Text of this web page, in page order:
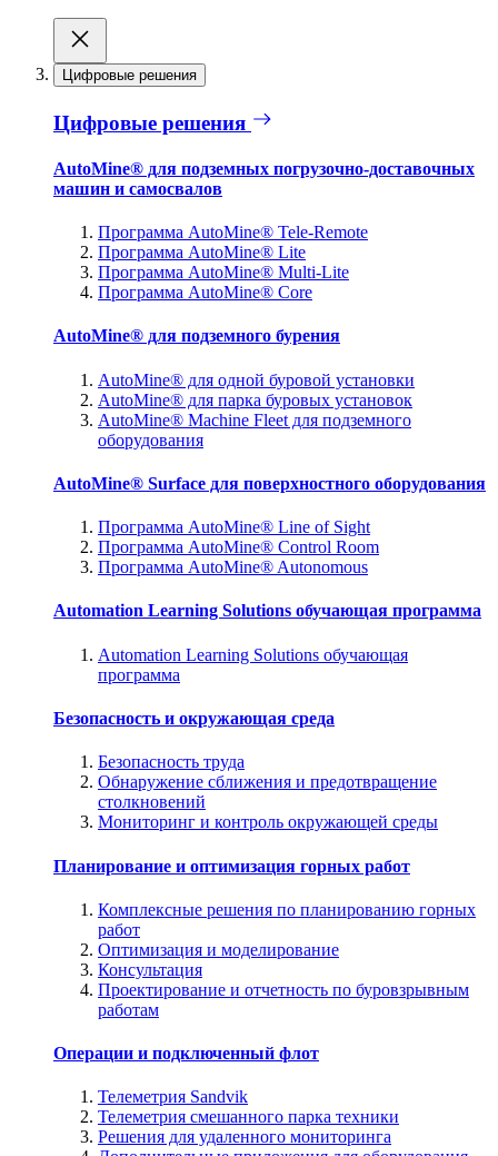
Цифровые решения
Цифровые решения
AutoMine® для подземных погрузочно-доставочных
машин и самосвалов
Программа AutoMine® Tele-Remote
Программа AutoMine® Lite
Программа AutoMine® Multi-Lite
Программа AutoMine® Core
AutoMine® для подземного бурения
AutoMine® для одной буровой установки
AutoMine® для парка буровых установок
AutoMine® Machine Fleet для подземного
оборудования
AutoMine® Surface для поверхностного оборудования
Программа AutoMine® Line of Sight
Программа AutoMine® Control Room
Программа AutoMine® Autonomous
Automation Learning Solutions обучающая программа
Automation Learning Solutions обучающая
программа
Безопасность и окружающая среда
Безопасность труда
Обнаружение сближения и предотвращение
столкновений
Мониторинг и контроль окружающей среды
Планирование и оптимизация горных работ
Комплексные решения по планированию горных
работ
Оптимизация и моделирование
Консультация
Проектирование и отчетность по буровзрывным
работам
Операции и подключенный флот
Телеметрия Sandvik
Телеметрия смешанного парка техники
Решения для удаленного мониторинга